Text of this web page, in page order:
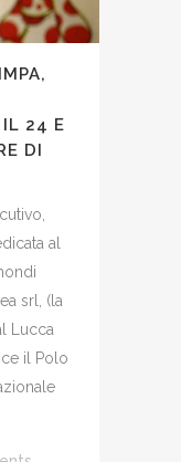
IL 24 E
DI
al
srl, (la
Lucca
il Polo